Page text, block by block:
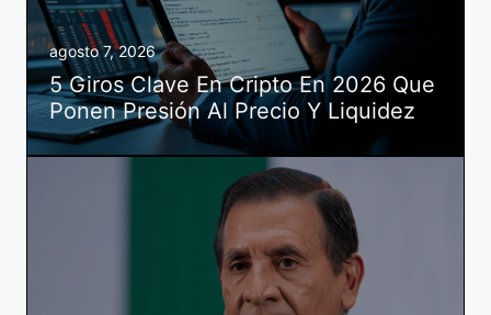
agosto 7, 2026
5 Giros Clave En Cripto En 2026 Que
Ponen Presión Al Precio Y Liquidez